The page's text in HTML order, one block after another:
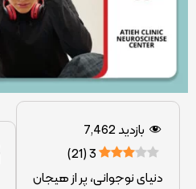
بازدید7,462
3
(
21
)
دنیای نوجوانی، پر از هیجان